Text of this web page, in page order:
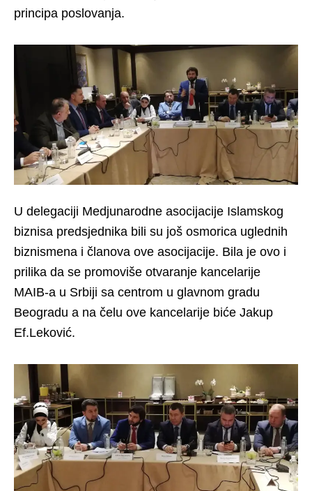
principa poslovanja.
U delegaciji Medjunarodne asocijacije Islamskog
biznisa predsjednika bili su još osmorica uglednih
biznismena i članova ove asocijacije. Bila je ovo i
prilika da se promoviše otvaranje kancelarije
MAIB-a u Srbiji sa centrom u glavnom gradu
Beogradu a na čelu ove kancelarije biće Jakup
Ef.Leković.